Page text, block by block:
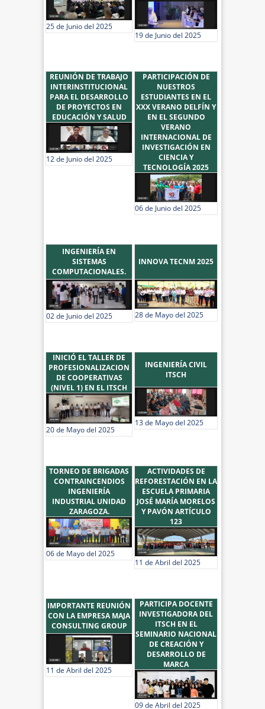
25 de Junio del 2025
19 de Junio del 2025
REUNIÓN DE TRABAJO
INTERINSTITUCIONAL
PARA EL DESARROLLO
DE PROYECTOS EN
EDUCACIÓN Y SALUD
12 de Junio del 2025
PARTICIPACIÓN DE
NUESTROS
ESTUDIANTES EN EL
XXX VERANO DELFÍN Y
EN EL SEGUNDO
VERANO
INTERNACIONAL DE
INVESTIGACIÓN EN
CIENCIA Y
TECNOLOGÍA 2025
06 de Junio del 2025
INGENIERÍA EN
SISTEMAS
COMPUTACIONALES.
02 de Junio del 2025
INNOVA TECNM 2025
28 de Mayo del 2025
INICIÓ EL TALLER DE
PROFESIONALIZACION
DE COOPERATIVAS
(NIVEL 1) EN EL ITSCH
20 de Mayo del 2025
INGENIERÍA CIVIL
ITSCH
13 de Mayo del 2025
TORNEO DE BRIGADAS
CONTRAINCENDIOS
INGENIERÍA
INDUSTRIAL UNIDAD
ZARAGOZA.
06 de Mayo del 2025
ACTIVIDADES DE
REFORESTACIÓN EN LA
ESCUELA PRIMARIA
JOSÉ MARÍA MORELOS
Y PAVÓN ARTÍCULO
123
11 de Abril del 2025
IMPORTANTE REUNIÓN
CON LA EMPRESA MAJA
CONSULTING GROUP
11 de Abril del 2025
PARTICIPA DOCENTE
INVESTIGADORA DEL
ITSCH EN EL
SEMINARIO NACIONAL
DE CREACIÓN Y
DESARROLLO DE
MARCA
09 de Abril del 2025